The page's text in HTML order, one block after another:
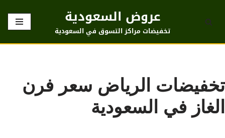
تخطى
عروض السعودية
تخفيضات مراكز التسوق في السعودية
تخفيضات الرياض سعر فرن
الغاز في السعودية